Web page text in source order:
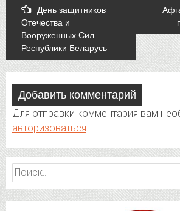
Post
navigation
День защитников
Отечества и
Вооруженных Сил
Республики Беларусь
Добавить комментарий
Для отправки комментария вам
авторизоваться.
Найти: